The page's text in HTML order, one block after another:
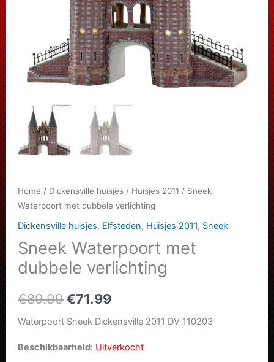
Home / Dickensville huisjes/ Huisjes 2011 / Sneek
Waterpoort met dubbele verlichting
Dickensville huisjes, Elfsteden, Huisjes 2011, Sneek
Sneek Waterpoort met
dubbele verlichting
€89.99Oorspronkelijke
prijs
was:
€71.99Huidige
prijs
is:
Waterpoort Sneek Dickensville 2011 DV 110203
Beschikbaarheid: Uitverkocht